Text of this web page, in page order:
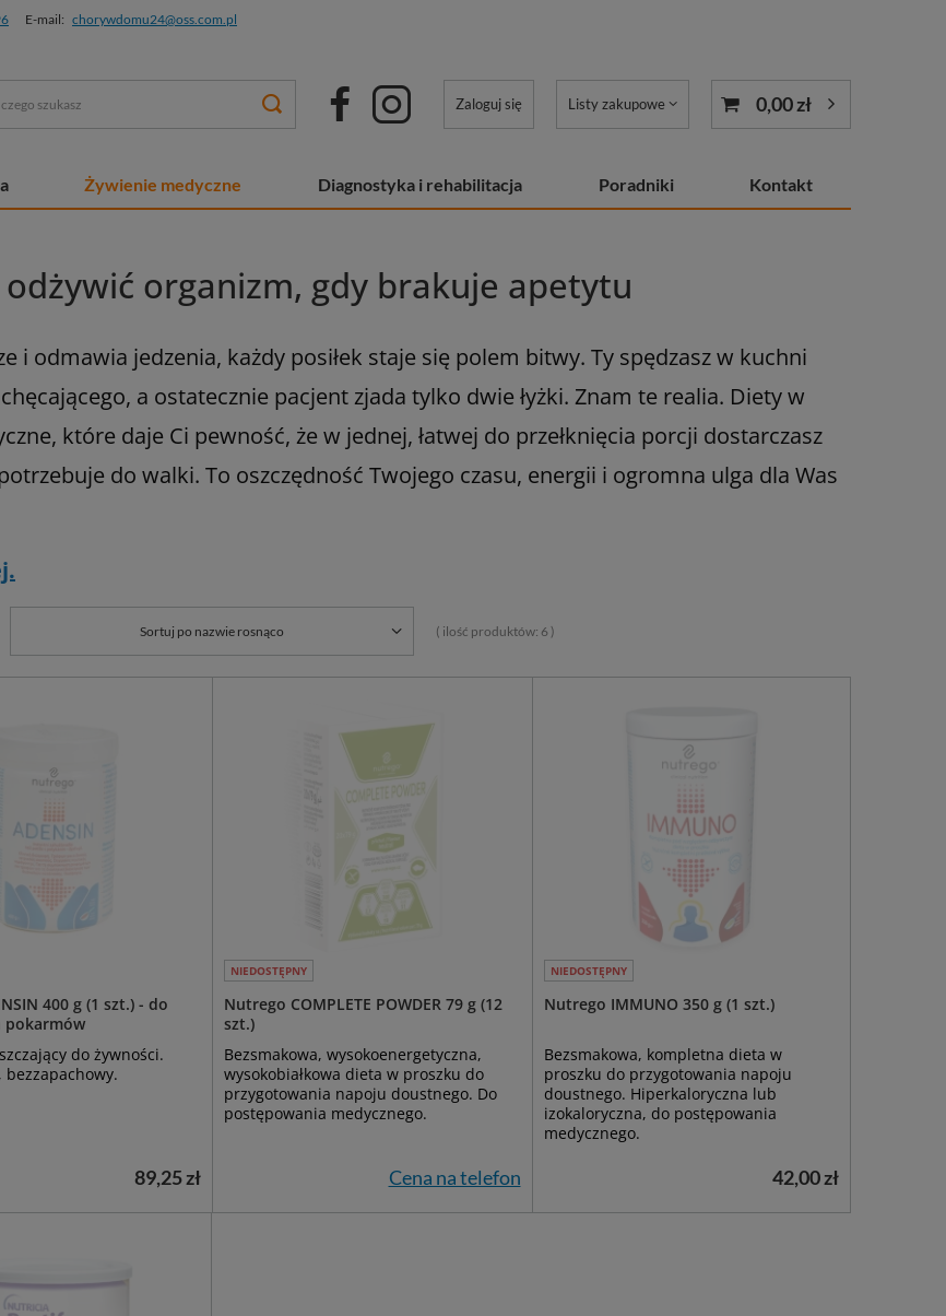
E-mail: chorywdomu24@oss.com.pl
Zaloguj się Listy zakupowe 0,00 zł
Żywienie medyczne Diagnostyka i rehabilitacja Poradniki Kontakt
organizm, gdy brakuje apetytu
i odmawia jedzenia, każdy posiłek staje się polem bitwy. Ty spędzasz w kuchni
a ostatecznie pacjent zjada tylko dwie łyżki. Znam te realia. Diety w
które daje Ci pewność, że w jednej, łatwej do przełknięcia porcji dostarczasz
do walki. To oszczędność Twojego czasu, energii i ogromna ulga dla Was
Sortuj po nazwie rosnąco ( ilość produktów: 6 )
400 g (1 szt.) - do
pokarmów
do żywności.
bezzapachowy.
89,25 zł
NIEDOSTĘPNY
Nutrego COMPLETE POWDER 79 g (12
szt.)
Bezsmakowa, wysokoenergetyczna,
wysokobiałkowa dieta w proszku do
przygotowania napoju doustnego. Do
postępowania medycznego.
Cena na telefon
NIEDOSTĘPNY
Nutrego IMMUNO 350 g (1 szt.)
Bezsmakowa, kompletna dieta w
proszku do przygotowania napoju
doustnego. Hiperkaloryczna lub
izokaloryczna, do postępowania
medycznego.
42,00 zł